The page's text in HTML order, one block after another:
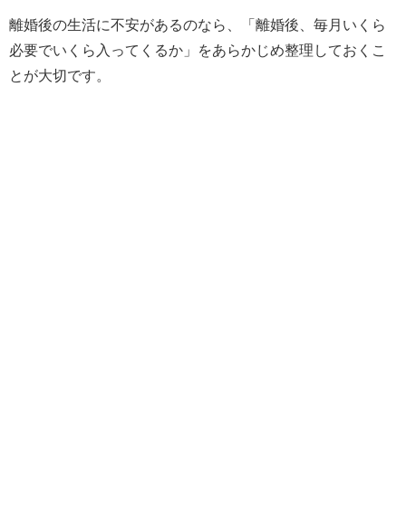
離婚後の生活に不安があるのなら、「離婚後、毎月いくら
必要でいくら入ってくるか」をあらかじめ整理しておくこ
とが大切です。